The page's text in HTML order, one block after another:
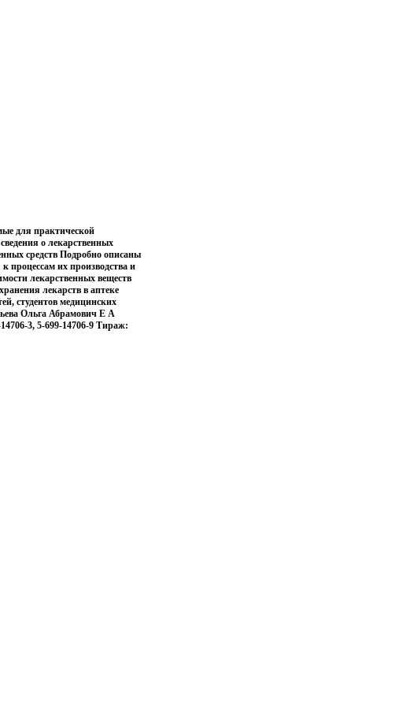
для практической
о лекарственных
средств Подробно описаны
процессам их производства и
лекарственных веществ
лекарств в аптеке
студентов медицинских
Ольга Абрамович Е А
3, 5-699-14706-9 Тираж: